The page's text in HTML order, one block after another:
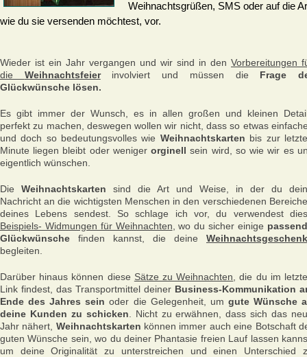
Weihnachtsgrüßen, SMS oder auf die
wie du sie versenden möchtest, vor.
Wieder ist ein Jahr vergangen und wir sind in den Vorbereitungen
die Weihnachtsfeierinvolviert und müssen die Frage
Glückwünsche lösen.
Es gibt immer der Wunsch, es in allen großen und kleinen
perfekt zu machen, deswegen wollen wir nicht, dass so etwas
und doch so bedeutungsvolles wie Weihnachtskarten bis zur
Minute liegen bleibt oder wenigerorginell sein wird, so wie wir es
eigentlich wünschen.
Die Weihnachtskarten sind die Art und Weise, in der du
Nachricht an die wichtigsten Menschen in den verschiedenen
deines Lebens sendest. So schlage ich vor, du verwendest
Beispiels- Widmungen für Weihnachten , wo du sicher einige
Glückwünsche finden kannst, die deine
begleiten.
Darüber hinaus können diese Sätze zu Weihnachten , die du im
Link findest, das Transportmittel deiner Business-Kommunikation
Ende des Jahres sein oder die Gelegenheit, um gute Wünsche
deine Kunden zu schicken . Nicht zu erwähnen, dass sich das
Jahr nähert, Weihnachtskarten können immer auch eine Botschaft
guten Wünsche sein, wo du deiner Phantasie freien Lauf lassen
um deine Originalität zu unterstreichen und einen Unterschied